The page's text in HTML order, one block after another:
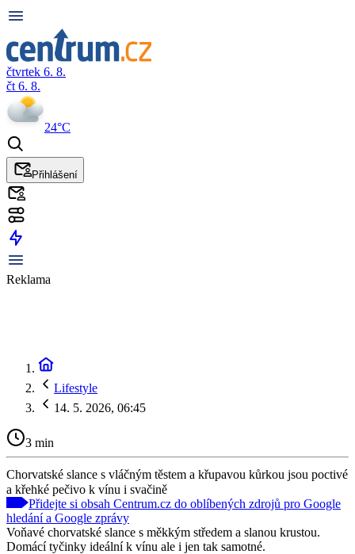
čtvrtek 6. 8.
čt 6. 8.
24°C
Přihlášení
Reklama
Lifestyle
14. 5. 2026, 06:45
3 min
Chorvatské slance s vláčným těstem a křupavou kůrkou jsou poctivé
a křehké pečivo k vínu i svačině
Přidejte si obsah Centrum.cz do oblíbených zdrojů pro Google
hledání a Google zprávy
Voňavé chorvatské slance s měkkým středem a slanou krustou.
Domácí tyčinky ideální k vínu ale i jen tak samotné.